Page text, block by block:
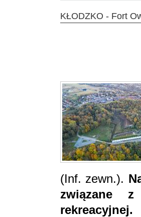
KŁODZKO - Fort
(Inf. zewn.).
związane